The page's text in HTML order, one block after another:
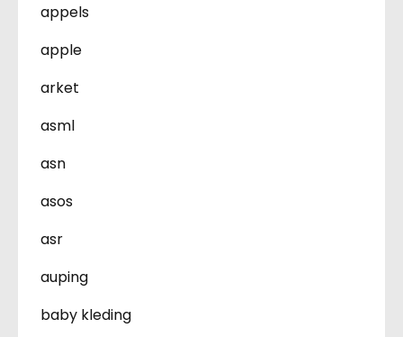
appels
apple
arket
asml
asn
asos
asr
auping
baby kleding